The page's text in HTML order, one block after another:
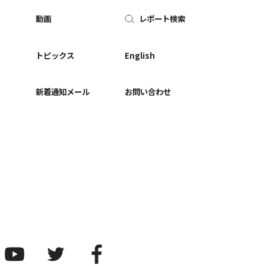
動画
トピックス
新着通知メール
レポート検索
English
お問い合わせ